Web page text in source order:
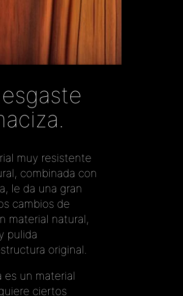
muy resistente
combinada con
le da una gran
cambios de
material natural,
pulida
original.
es un material
ciertos